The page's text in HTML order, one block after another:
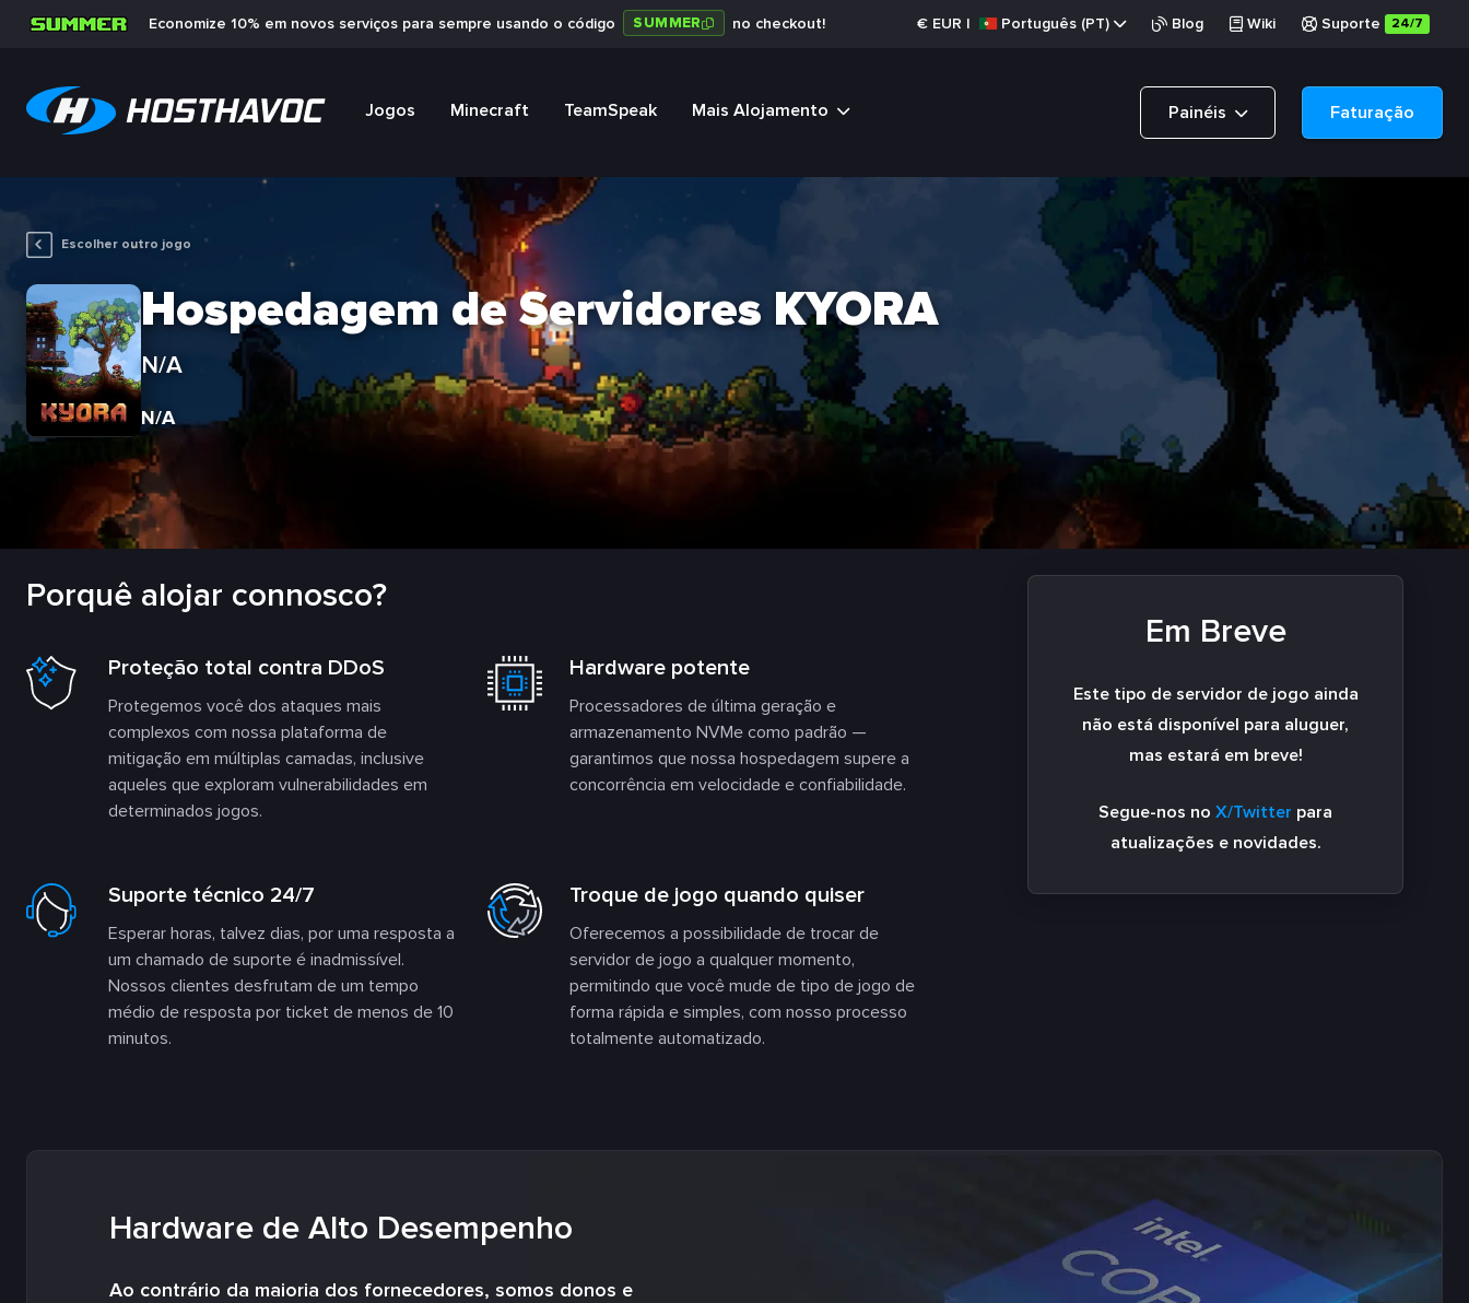
Economize 10% em novos serviços para sempre usando o código SUMMER no checkout! € EUR | Português (PT) Blog Wiki Suporte 24/7
Jogos Minecraft TeamSpeak Mais Alojamento Painéis Faturação
Escolher outro jogo
Hospedagem de Servidores KYORA
N/A
N/A
Porquê alojar connosco?
Proteção total contra DDoS
Protegemos você dos ataques mais
complexos com nossa plataforma de
mitigação em múltiplas camadas, inclusive
aqueles que exploram vulnerabilidades em
determinados jogos.
Hardware potente
Processadores de última geração e
armazenamento NVMe como padrão —
garantimos que nossa hospedagem supere a
concorrência em velocidade e confiabilidade.
Suporte técnico 24/7
Esperar horas, talvez dias, por uma resposta a
um chamado de suporte é inadmissível.
Nossos clientes desfrutam de um tempo
médio de resposta por ticket de menos de 10
minutos.
Troque de jogo quando quiser
Oferecemos a possibilidade de trocar de
servidor de jogo a qualquer momento,
permitindo que você mude de tipo de jogo de
forma rápida e simples, com nosso processo
totalmente automatizado.
Em Breve
Este tipo de servidor de jogo ainda
não está disponível para aluguer,
mas estará em breve!
Segue-nos no X/Twitter para
atualizações e novidades.
Hardware de Alto Desempenho
Ao contrário da maioria dos fornecedores, somos donos e